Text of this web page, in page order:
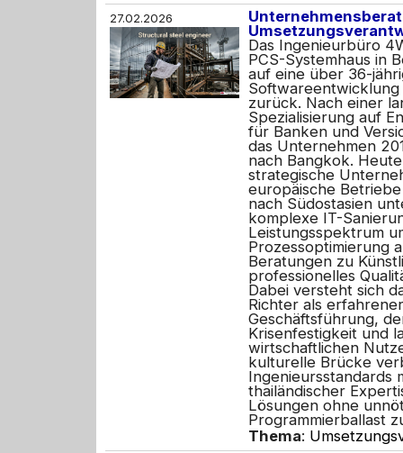
27.02.2026
Das Ingenieurbüro
PCS-Systemhaus in
auf eine über 36-
Softwareentwicklung
zurück. Nach einer
Spezialisierung auf
für Banken und
das Unternehmen
nach Bangkok.
strategische
europäische
nach Südostasien
komplexe IT-
Leistungsspektrum
Prozessoptimierung
Beratungen zu
professionelles
Dabei versteht sich
Richter als
Geschäftsführung,
Krisenfestigkeit und
wirtschaftlichen
kulturelle Brücke
Ingenieursstandards
thailändischer
Lösungen ohne
Programmierballast
Thema: